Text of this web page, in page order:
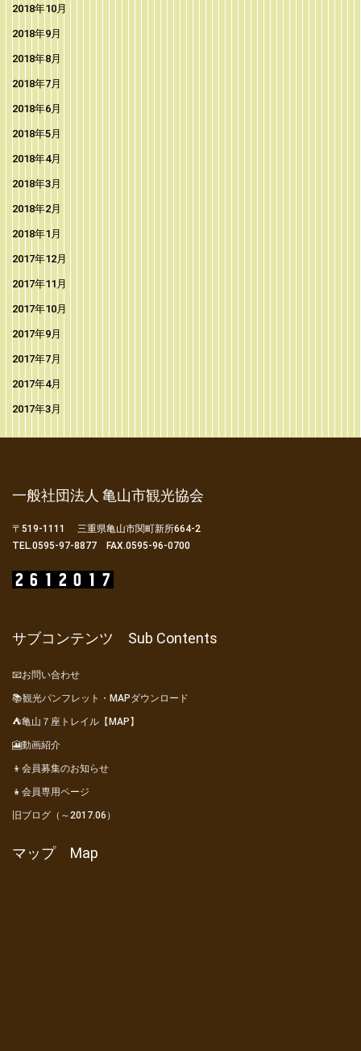
2018年10月
2018年9月
2018年8月
2018年7月
2018年6月
2018年5月
2018年4月
2018年3月
2018年2月
2018年1月
2017年12月
2017年11月
2017年10月
2017年9月
2017年7月
2017年4月
2017年3月
一般社団法人 亀山市観光協会
〒519-1111 三重県亀山市関町新所664-2
TEL.0595-97-8877 FAX.0595-96-0700
サブコンテンツ Sub Contents
📧お問い合わせ
📚観光パンフレット・MAPダウンロード
⛺亀山７座トレイル【MAP】
🎦動画紹介
👦会員募集のお知らせ
👧会員専用ページ
旧ブログ（～2017.06）
マップ Map